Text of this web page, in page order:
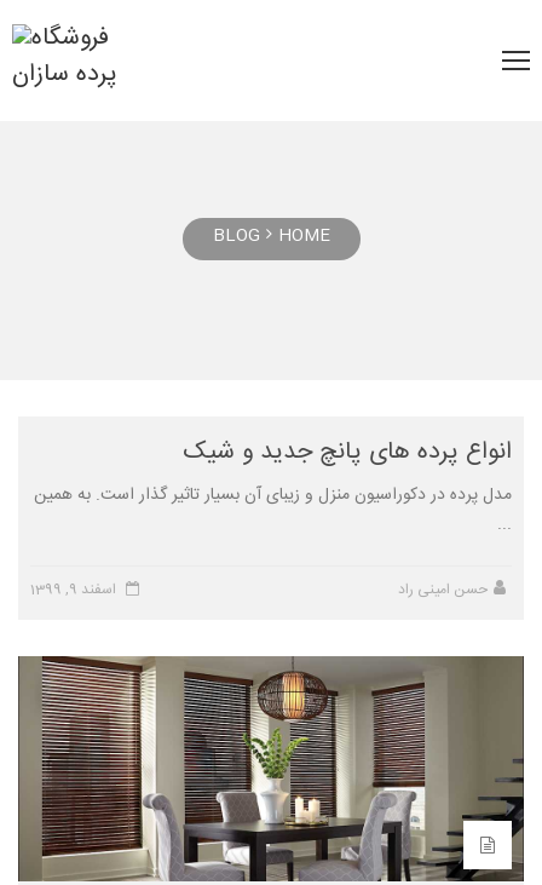
HOME
BLOG
انواع پرده های پانچ جدید و شیک
مدل پرده در دکوراسیون منزل و زیبای آن بسیار تاثیر گذار است. به همین
...
حسن امینی راد اسفند 9, 1399